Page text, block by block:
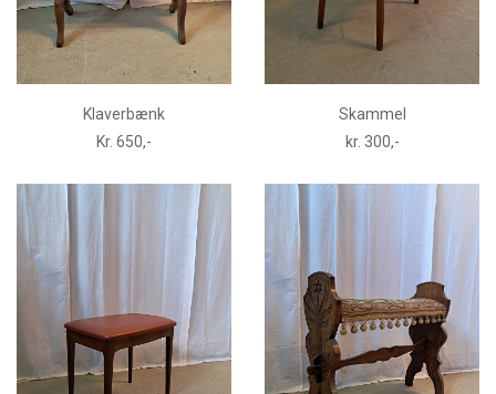
Klaverbænk
Kr. 650,-
Skammel
kr. 300,-